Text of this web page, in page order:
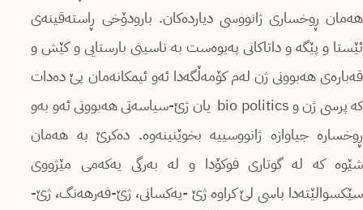
هەمان ڕوخساری ژانووسی دیاردەکان. بارودۆخی ڕاستەقینەی
ئێستا و پێگە و داتاکانی پەیوەست بە ناسینی بارستایی و کێش و
قەبارەی هەبوونی ژن لەم کۆمەڵگەدا ئەو ئیمکانەمان پێ دەدات
کە پرسی ژن و bio politics یان ژێ-سیاسەتی هەبوونی ئەو بەو
ڕوخسارە جیاوازە ژانووسییە بخوێنینەوە. دەکرێ بە هەمان
شێوە کە لە گوتاری فوکۆدا و لە بەرگی یەکەمی مێژووی
سێکسوالێتەدا باسی لێ کراوە ژێ -یەکسانی، ژێ-فەرهەنگ، ژێ-